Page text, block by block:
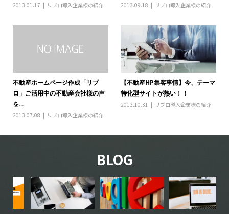
2013.01.17 リブロ導入企業様の紹介 2013.09.18 リブロ導入企業様の紹介
不動産ホームページ作成「リブ
ロ」ご活用中の不動産会社様の声
を...
2013.07.08 リブロ導入企業様の紹介
【不動産HP集客事情】今、テーマ
特化型サイトが熱い！！
2013.10.31 リブロ導入企業様の紹介
BLOG